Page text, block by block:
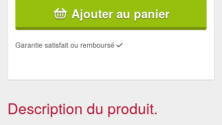
Ajouter au panier
Garantie satisfait ou remboursé
Description du produit.